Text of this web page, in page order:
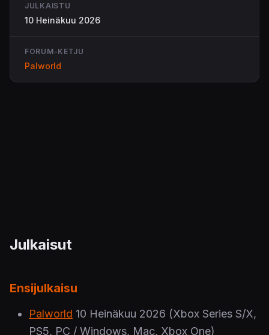
JULKAISTU
10 Heinäkuu 2026
FORUM-KETJU
Palworld
Julkaisut
Ensijulkaisu
Palworld 10 Heinäkuu 2026 (Xbox Series S/X,
PS5, PC / Windows, Mac, Xbox One)